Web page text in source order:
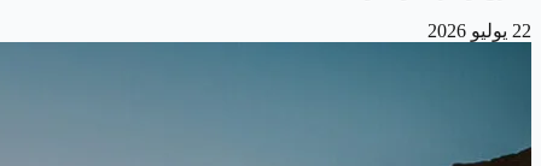
22 يوليو 2026